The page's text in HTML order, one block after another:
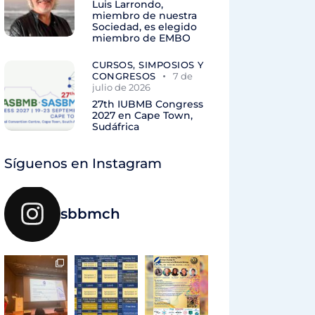
Luis Larrondo,
miembro de nuestra
Sociedad, es elegido
miembro de EMBO
CURSOS, SIMPOSIOS Y
CONGRESOS
7 de
julio de 2026
27th IUBMB Congress
2027 en Cape Town,
Sudáfrica
Síguenos en Instagram
sbbmch